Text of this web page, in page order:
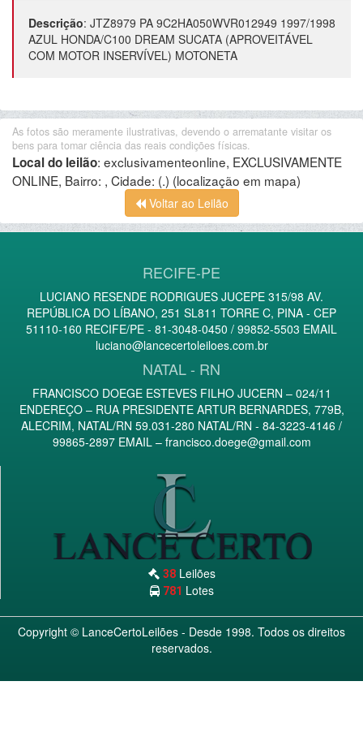
Descrição: JTZ8979 PA 9C2HA050WVR012949 1997/1998
AZUL HONDA/C100 DREAM SUCATA (APROVEITÁVEL
COM MOTOR INSERVÍVEL) MOTONETA
As fotos são meramente ilustrativas, devendo o arrematante visitar os
bens para tomar ciência das reais condições físicas.
Local do leilão: exclusivamenteonline, EXCLUSIVAMENTE
ONLINE, Bairro: , Cidade: (.) (localização em mapa)
Voltar ao Leilão
RECIFE-PE
LUCIANO RESENDE RODRIGUES JUCEPE 315/98 AV.
REPÚBLICA DO LÍBANO, 251 SL811 TORRE C, PINA - CEP
51110-160 RECIFE/PE - 81-3048-0450 / 99852-5503 EMAIL
luciano@lancecertoleiloes.com.br
NATAL - RN
FRANCISCO DOEGE ESTEVES FILHO JUCERN – 024/11
ENDEREÇO – RUA PRESIDENTE ARTUR BERNARDES, 779B,
ALECRIM, NATAL/RN 59.031-280 NATAL/RN - 84-3223-4146 /
99865-2897 EMAIL – francisco.doege@gmail.com
38 Leilões
781 Lotes
Copyright © LanceCertoLeilões - Desde 1998. Todos os direitos
reservados.